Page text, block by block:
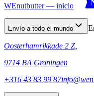
WEnutbutter — inicio
Envío a todo el mundo
Oosterhamrikkade 2 Z,
9714 BA Groningen
+316 43 83 99 87